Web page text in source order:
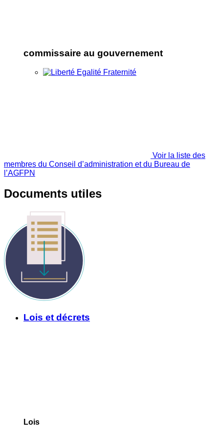
commissaire au gouvernement
Voir la liste des
membres du Conseil d’administration et du Bureau de
l’AGFPN
Documents utiles
Lois et décrets
Lois